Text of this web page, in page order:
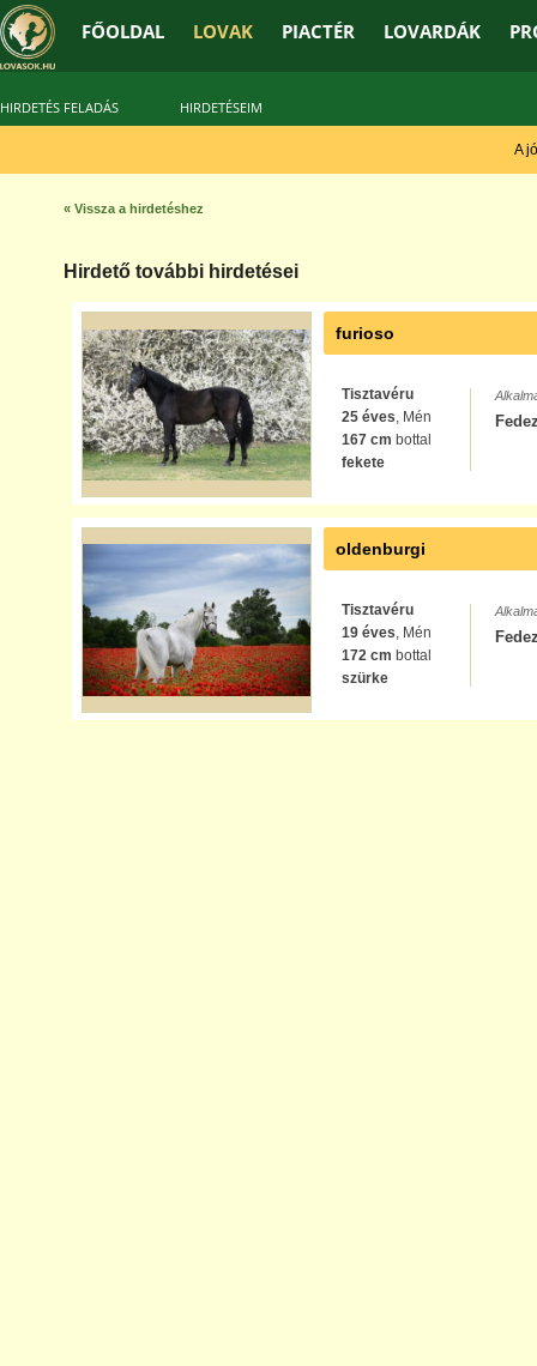
FŐOLDAL LOVAK PIACTÉR LOVARDÁK
HIRDETÉS FELADÁS HIRDETÉSEIM
A jó
« Vissza a hirdetéshez
Hirdető további hirdetései
furioso
Tisztavéru
25 éves, Mén
167 cm bottal
fekete
oldenburgi
Tisztavéru
19 éves, Mén
172 cm bottal
szürke